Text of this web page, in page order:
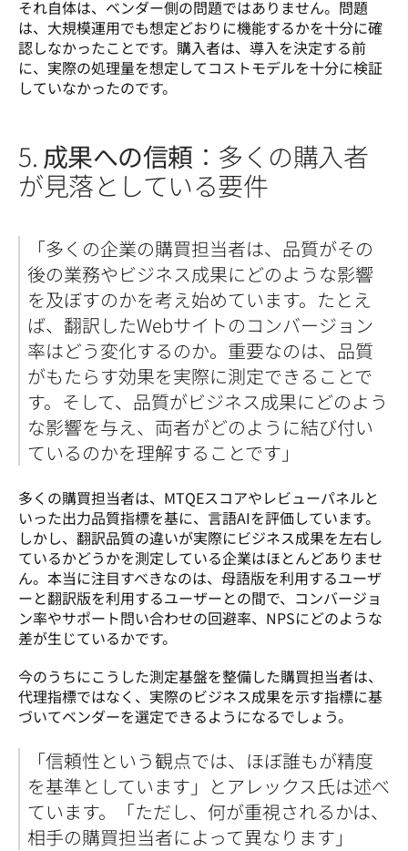
それ自体は、ベンダー側の問題ではありません。問題
は、大規模運用でも想定どおりに機能するかを十分に確
認しなかったことです。購入者は、導入を決定する前
に、実際の処理量を想定してコストモデルを十分に検証
していなかったのです。
5. 成果への信頼 ：多くの購入者
が見落としている要件
「多くの企業の購買担当者は、品質がその
後の業務やビジネス成果にどのような影響
を及ぼすのかを考え始めています。たとえ
ば、翻訳したWebサイトのコンバージョン
率はどう変化するのか。重要なのは、品質
がもたらす効果を実際に測定できることで
す。そして、品質がビジネス成果にどのよう
な影響を与え、両者がどのように結び付い
ているのかを理解することです」
多くの購買担当者は、MTQEスコアやレビューパネルと
いった出力品質指標を基に、言語AIを評価しています。
しかし、翻訳品質の違いが実際にビジネス成果を左右し
ているかどうかを測定している企業はほとんどありませ
ん。本当に注目すべきなのは、母語版を利用するユーザ
ーと翻訳版を利用するユーザーとの間で、コンバージョ
ン率やサポート問い合わせの回避率、NPSにどのような
差が生じているかです。
今のうちにこうした測定基盤を整備した購買担当者は、
代理指標ではなく、実際のビジネス成果を示す指標に基
づいてベンダーを選定できるようになるでしょう。
「信頼性という観点では、ほぼ誰もが精度
を基準としています」とアレックス氏は述べ
ています。「ただし、何が重視されるかは、
相手の購買担当者によって異なります」